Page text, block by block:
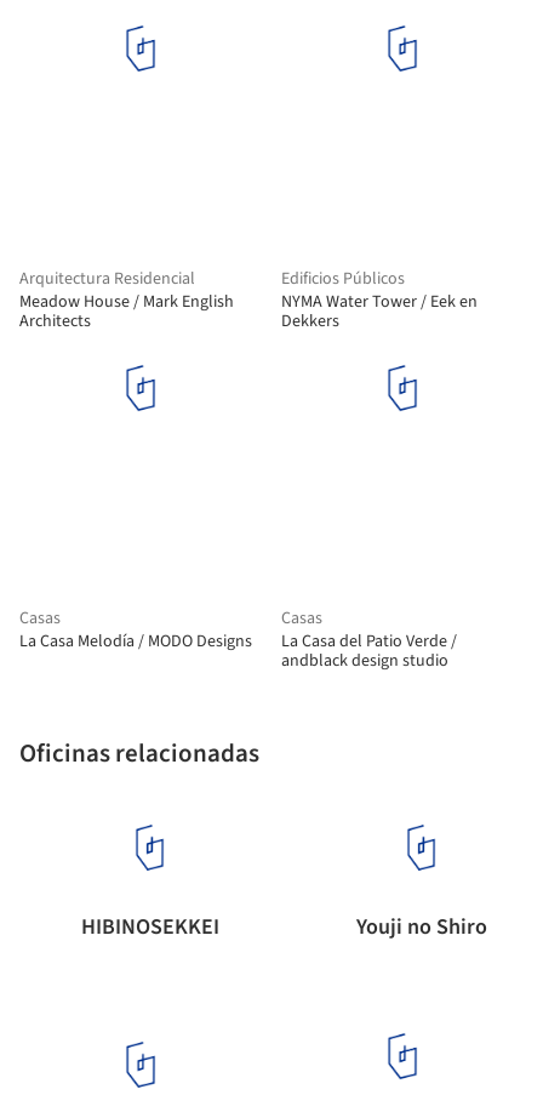
Arquitectura Residencial
Meadow House / Mark English
Architects
Edificios Públicos
NYMA Water Tower / Eek en
Dekkers
Casas
La Casa Melodía / MODO Designs
Oficinas relacionadas
HIBINOSEKKEI Youji no Shiro
Casas
La Casa del Patio Verde /
andblack design studio